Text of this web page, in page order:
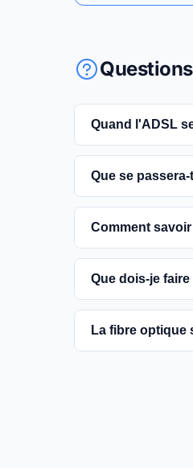
Quand l'ADSL
L'extinction
encouragés à
Que se
Vous pouvez
dans votre
une meilleure
Comment
Les dates
informations sur
Que dois-je
Contactez votre
région et
La fibre optique